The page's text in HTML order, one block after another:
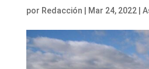
por Redacción Mar 24, 2022|